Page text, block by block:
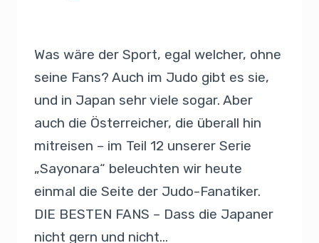
Was wäre der Sport, egal welcher, ohne
seine Fans? Auch im Judo gibt es sie,
und in Japan sehr viele sogar. Aber
auch die Österreicher, die überall hin
mitreisen – im Teil 12 unserer Serie
„Sayonara“ beleuchten wir heute
einmal die Seite der Judo-Fanatiker.
DIE BESTEN FANS – Dass die Japaner
nicht gern und nicht…